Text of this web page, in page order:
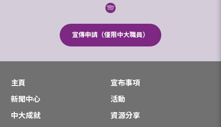
宣傳申請（僅限中大職員）
主頁
宣布事項
新聞中心
活動
中大成就
資源分享